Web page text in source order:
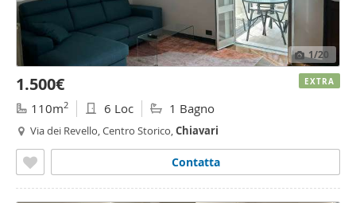
1/20
1.500€
110m2 6 Loc 1 Bagno
Via dei Revello, Centro Storico,Chiavari
Contatta
EXTRA